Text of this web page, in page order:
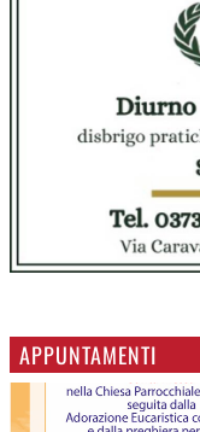
APPUNTAMENTI